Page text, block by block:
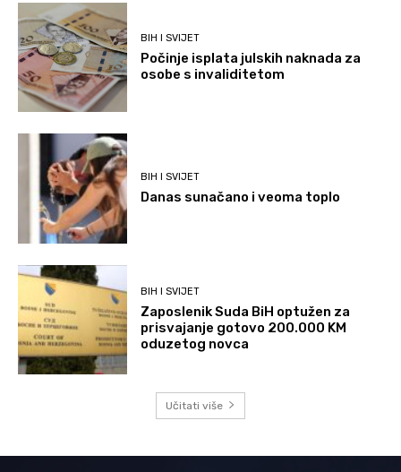
BIH I SVIJET
Počinje isplata julskih naknada za
osobe s invaliditetom
BIH I SVIJET
Danas sunačano i veoma toplo
BIH I SVIJET
Zaposlenik Suda BiH optužen za
prisvajanje gotovo 200.000 KM
oduzetog novca
Učitati više